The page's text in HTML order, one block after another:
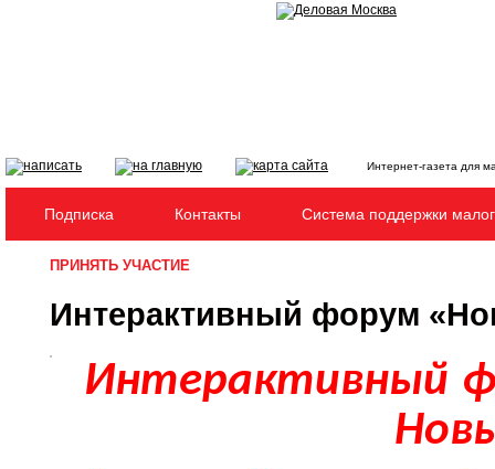
Интернет-газета для
Подписка Контакты Система поддержки
ПРИНЯТЬ УЧАСТИЕ
Интерактивный форум
Интерактивный